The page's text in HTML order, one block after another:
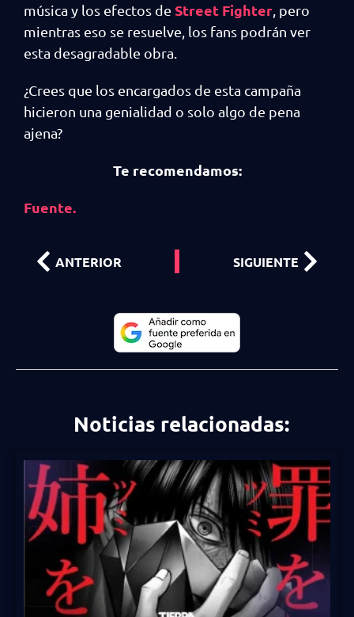
música y los efectos de Street Fighter , pero
mientras eso se resuelve, los fans podrán ver
esta desagradable obra.
¿Crees que los encargados de esta campaña
hicieron una genialidad o solo algo de pena
ajena?
Te recomendamos:
Fuente.
ANTERIOR SIGUIENTE
Noticias relacionadas: